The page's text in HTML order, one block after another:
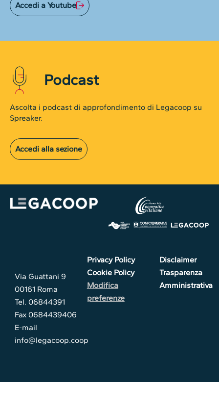
Accedi a Youtube
Podcast
Ascolta i podcast di approfondimento di Legacoop su
Spreaker.
Accedi alla sezione
Via Guattani 9
00161 Roma
Tel. 06844391
Fax 0684439406
E-mail
info@legacoop.coop
Privacy Policy
Cookie Policy
Modifica
preferenze
Disclaimer
Trasparenza
Amministrativa